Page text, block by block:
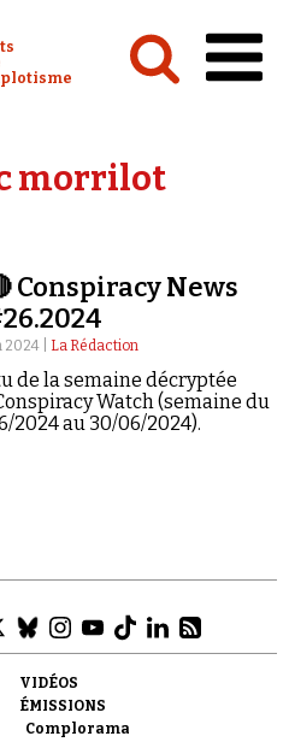
Watch :
presse
don
morrilot
Conspiracy News
| La Rédaction
de la semaine décryptée
Watch (semaine du
2024 au 30/06/2024).
VIDÉOS
ÉMISSIONS
Complorama